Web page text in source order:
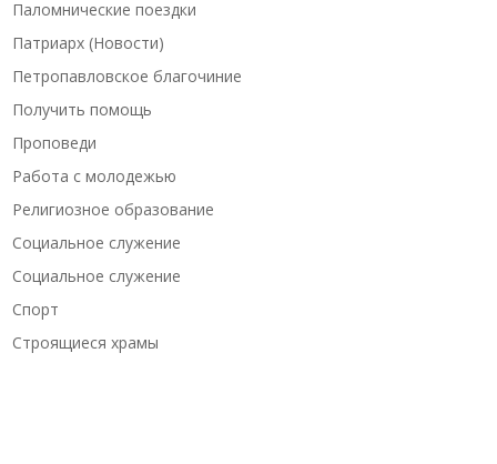
Паломнические поездки
Патриарх (Новости)
Петропавловское благочиние
Получить помощь
Проповеди
Работа с молодежью
Религиозное образование
Социальное служение
Социальное служение
Спорт
Строящиеся храмы